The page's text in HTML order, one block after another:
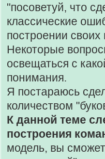
"посоветуй, что
классические
построении
Некоторые
освещаться с
понимания.
Я постараюсь
количеством
К данной теме
построения
модель, вы